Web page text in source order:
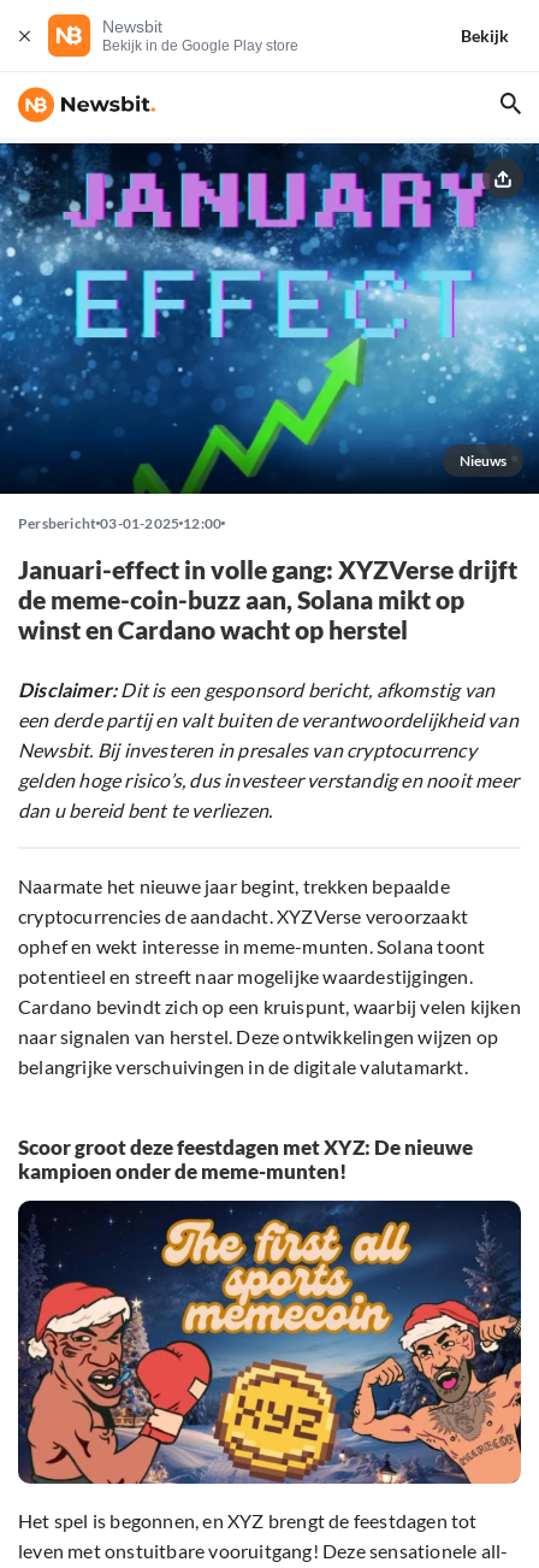
Newsbit
Bekijk in de Google Play store
Bekijk
Nieuws
Persbericht 03-01-2025 12:00
Januari-effect in volle gang: XYZVerse drijft
de meme-coin-buzz aan, Solana mikt op
winst en Cardano wacht op herstel
Disclaimer:Dit is een gesponsord bericht, afkomstig van
een derde partij en valt buiten de verantwoordelijkheid van
Newsbit. Bij investeren in presales van cryptocurrency
gelden hoge risico’s, dus investeer verstandig en nooit meer
dan u bereid bent te verliezen.
Naarmate het nieuwe jaar begint, trekken bepaalde
cryptocurrencies de aandacht. XYZVerse veroorzaakt
ophef en wekt interesse in meme-munten. Solana toont
potentieel en streeft naar mogelijke waardestijgingen.
Cardano bevindt zich op een kruispunt, waarbij velen kijken
naar signalen van herstel. Deze ontwikkelingen wijzen op
belangrijke verschuivingen in de digitale valutamarkt.
Scoor groot deze feestdagen met XYZ: De nieuwe
kampioen onder de meme-munten!
Het spel is begonnen, en XYZ brengt de feestdagen tot
leven met onstuitbare vooruitgang! Deze sensationele all-